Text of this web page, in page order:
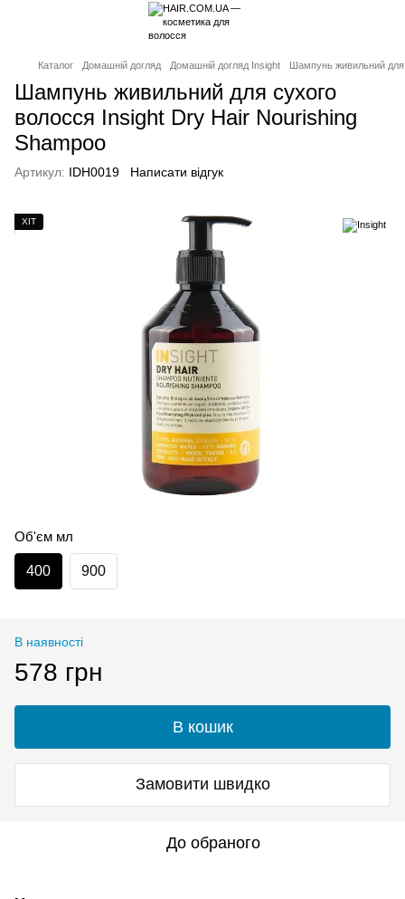
Каталог Домашній догляд Домашній догляд Insight Шампунь живильний для
Шампунь живильний для сухого
волосся Insight Dry Hair Nourishing
Shampoo
Артикул: IDH0019 Написати відгук
ХІТ
Об'єм мл
400 900
В наявності
578 грн
В кошик
Замовити швидко
До обраного